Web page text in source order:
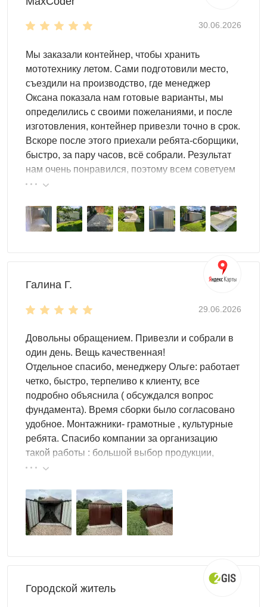
30.06.2026
Мы заказали контейнер, чтобы хранить
мототехнику летом. Сами подготовили место,
съездили на производство, где менеджер
Оксана показала нам готовые варианты, мы
определились с своими пожеланиями, и после
изготовления, контейнер привезли точно в срок.
Вскоре после этого приехали ребята-сборщики,
быстро, за пару часов, всё собрали. Результат
нам очень понравился, поэтому всем советуем
эту фирму.
Галина Г.
29.06.2026
Довольны обращением. Привезли и собрали в
один день. Вещь качественная!
Отдельное спасибо, менеджеру Ольге: работает
четко, быстро, терпеливо к клиенту, все
подробно объяснила ( обсуждался вопрос
фундамента). Время сборки было согласовано
удобное. Монтажники- грамотные , культурные
ребята. Спасибо компании за организацию
такой работы : большой выбор продукции,
реальные цены.
Городской житель